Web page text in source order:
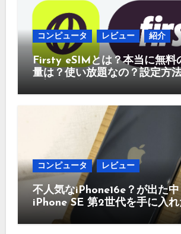
コンピュータ レビュー 紹介
Firsty eSIMとは？本当に無料
量は？使い放題なの？設定方
コンピュータ レビュー
不人気なiPhone16e？が出た中
iPhone SE 第2世代を手に入れ
ュー まだ使えるのか？今買う
かなど！